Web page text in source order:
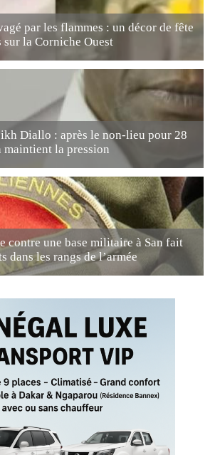
par les flammes : un décor de fête
sur la Corniche Ouest
Diallo : après le non-lieu pour 28
maintient la pression
contre une base militaire à San fait
dans les rangs de l’armée